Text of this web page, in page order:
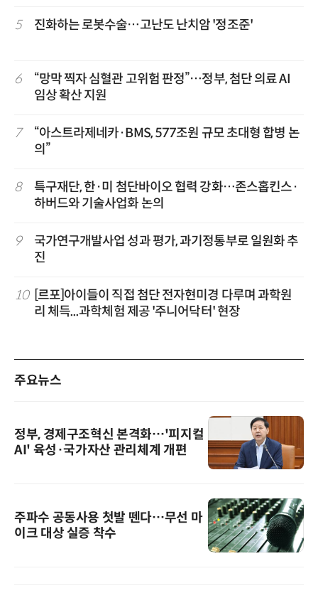
5 진화하는 로봇수술…고난도 난치암 '정조준'
6
“망막 찍자 심혈관 고위험 판정”…정부, 첨단 의료 AI
임상 확산 지원
7
“아스트라제네카·BMS, 577조원 규모 초대형 합병 논
의”
8
특구재단, 한·미 첨단바이오 협력 강화…존스홉킨스·
하버드와 기술사업화 논의
9
국가연구개발사업 성과 평가, 과기정통부로 일원화 추
진
10 [르포]아이들이 직접 첨단 전자현미경 다루며 과학원
리 체득...과학체험 제공 '주니어닥터' 현장
주요뉴스
정부, 경제구조혁신 본격화…'피지컬
AI' 육성·국가자산 관리체계 개편
주파수 공동사용 첫발 뗀다…무선 마
이크 대상 실증 착수